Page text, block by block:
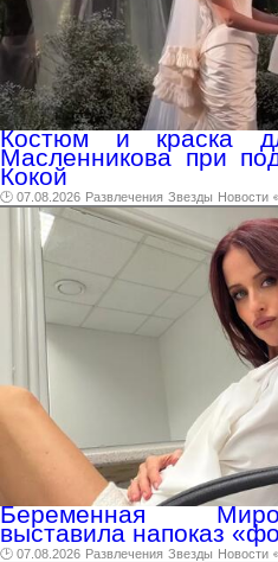
Костюм и краска
Масленникова при
Кокой
🕑 07.08.2026 Развлечения Звезды Новости
Беременная
выставила напоказ
🕑 07.08.2026 Развлечения Звезды Новости